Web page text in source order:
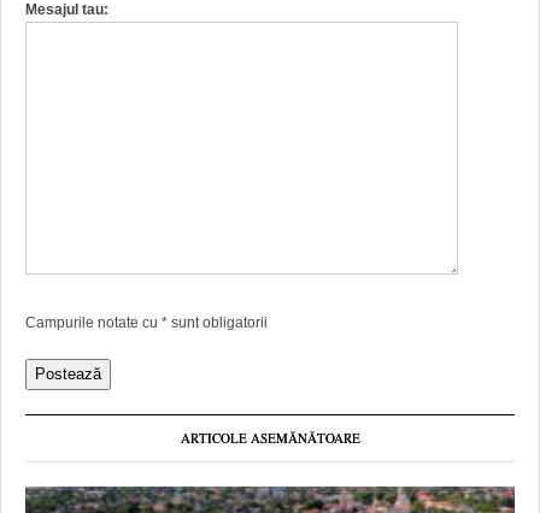
Mesajul tau:
Campurile notate cu * sunt obligatorii
ARTICOLE ASEMĂNĂTOARE